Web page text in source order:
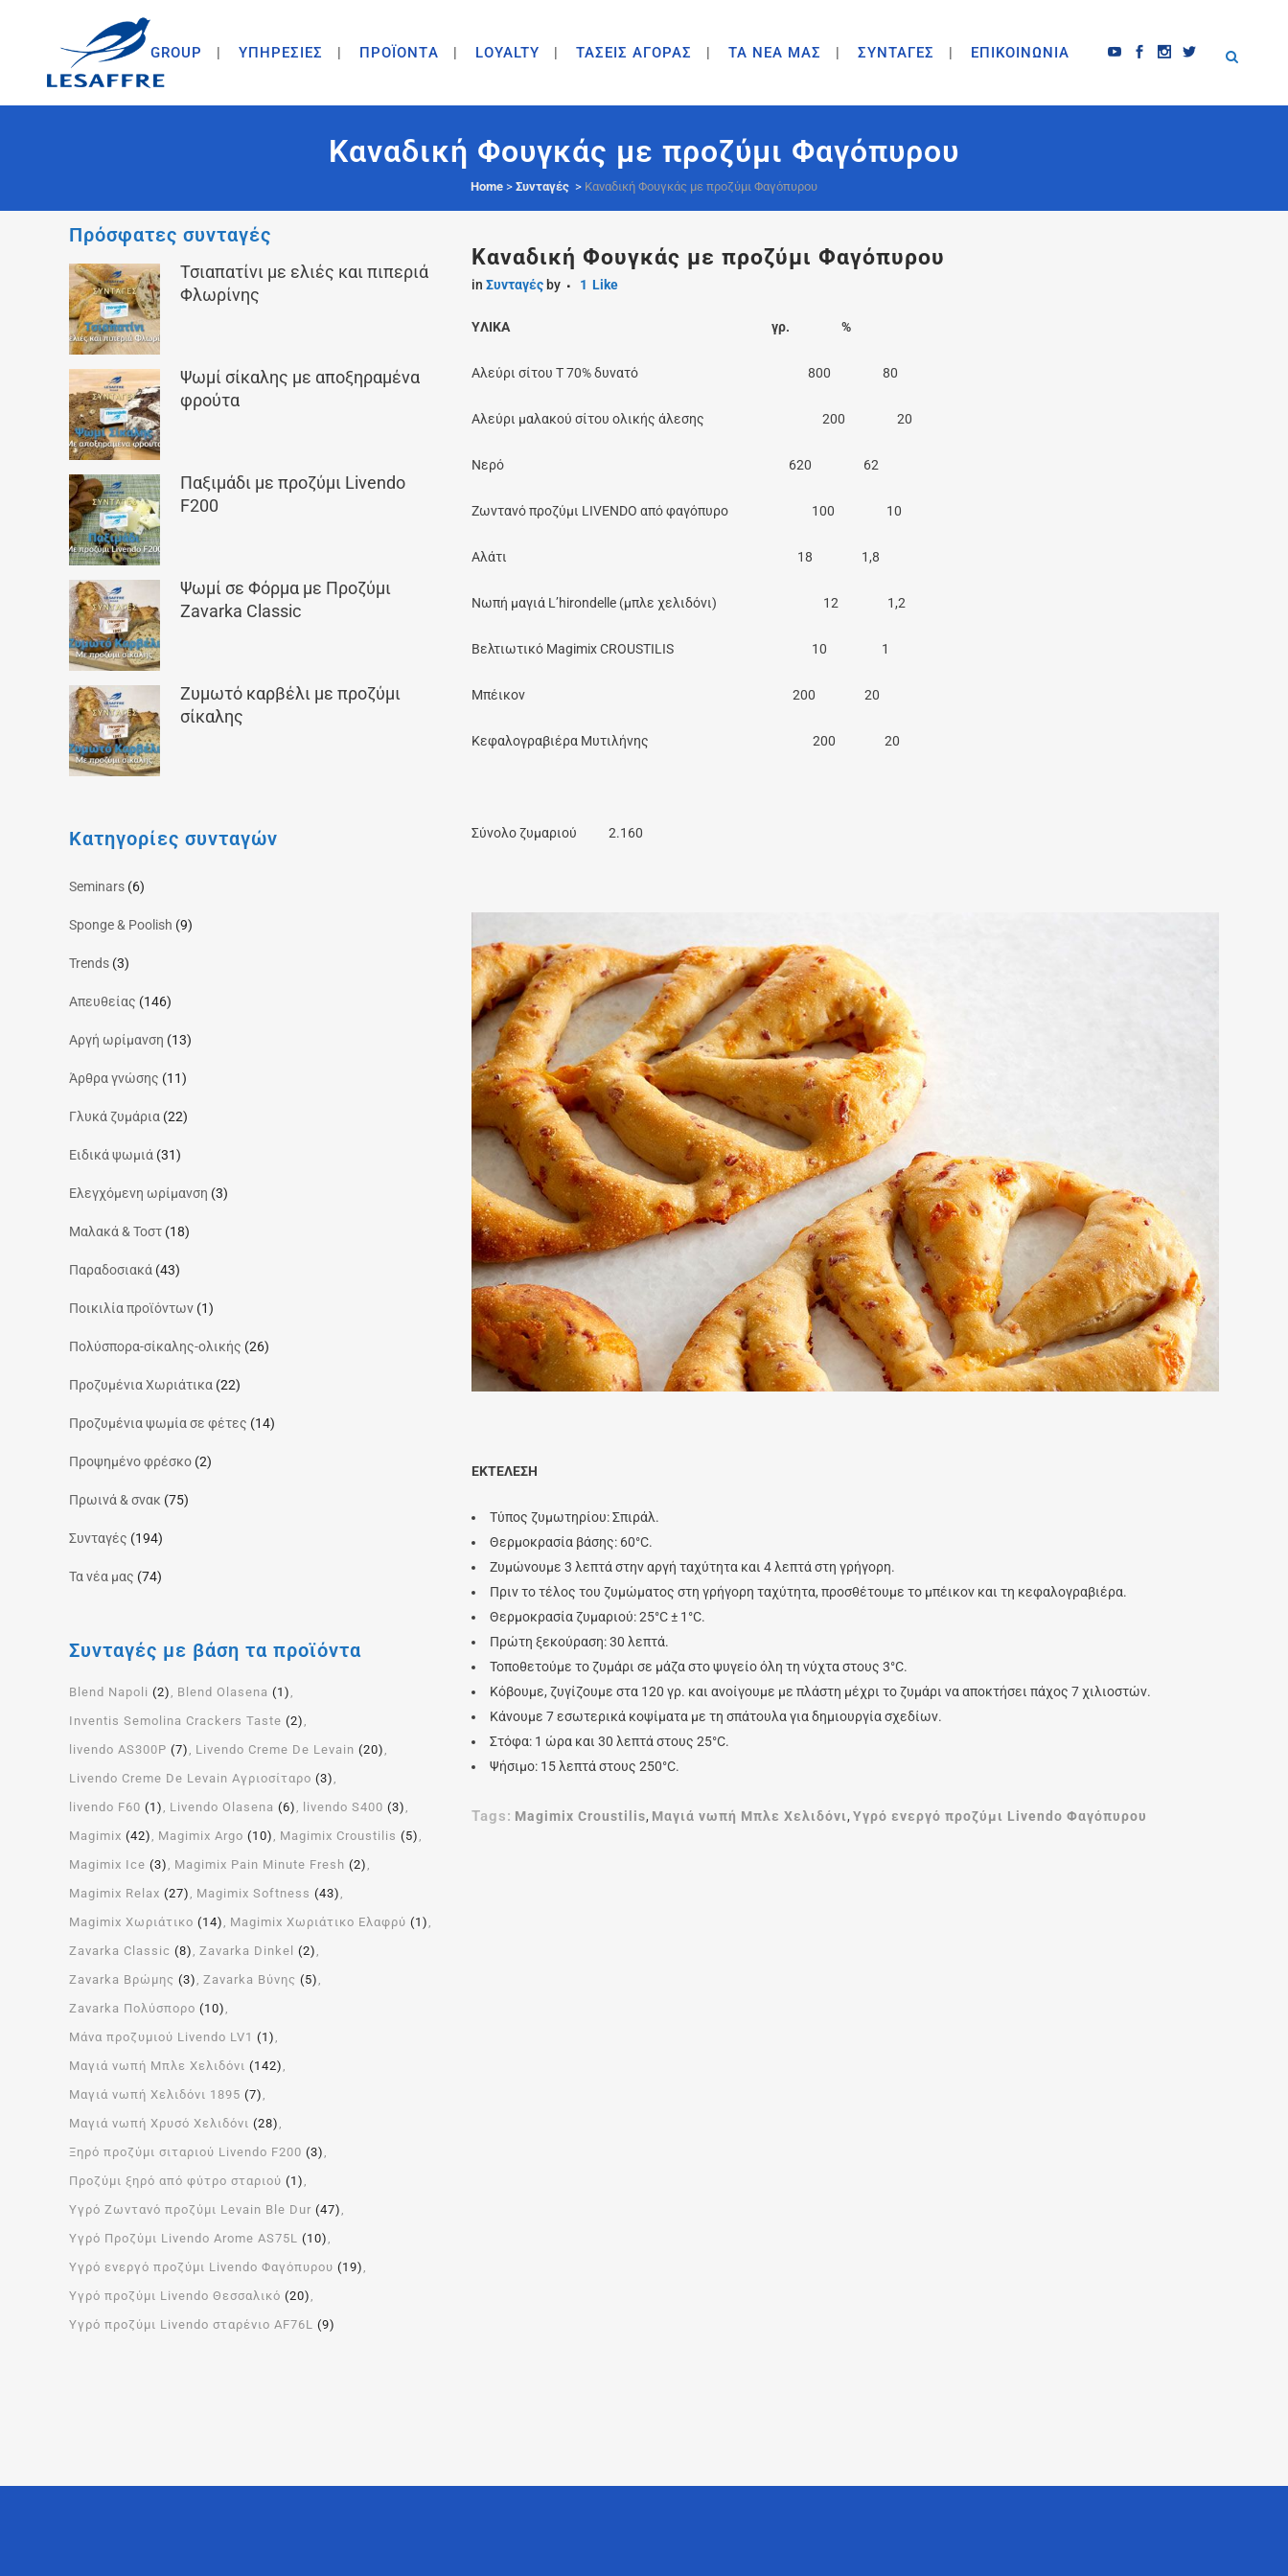
GROUP ΥΠΗΡΕΣΙΕΣ ΠΡΟΪΟΝΤA LOYALTY ΤΑΣΕΙΣ ΑΓΟΡΑΣ ΤΑ ΝΕΑ ΜΑΣ ΣΥΝΤΑΓΕΣ ΕΠΙΚΟΙΝΩΝΙΑ
Καναδική Φουγκάς με προζύμι Φαγόπυρου
Home > Συνταγές > Καναδική Φουγκάς με προζύμι Φαγόπυρου
Πρόσφατες συνταγές
Τσιαπατίνι με ελιές και πιπεριά
Φλωρίνης
Ψωμί σίκαλης με αποξηραμένα
φρούτα
Παξιμάδι με προζύμι Livendo
F200
Ψωμί σε Φόρμα με Προζύμι
Zavarka Classic
Ζυμωτό καρβέλι με προζύμι
σίκαλης
Κατηγορίες συνταγών
Seminars (6)
Sponge & Poolish (9)
Trends (3)
Απευθείας (146)
Αργή ωρίμανση (13)
Άρθρα γνώσης (11)
Γλυκά ζυμάρια (22)
Ειδικά ψωμιά (31)
Ελεγχόμενη ωρίμανση (3)
Μαλακά & Τοστ (18)
Παραδοσιακά (43)
Ποικιλία προϊόντων (1)
Πολύσπορα-σίκαλης-ολικής (26)
Προζυμένια Χωριάτικα (22)
Προζυμένια ψωμία σε φέτες (14)
Προψημένο φρέσκο (2)
Πρωινά & σνακ (75)
Συνταγές (194)
Τα νέα μας (74)
Συνταγές με βάση τα προϊόντα
Blend Napoli (2) Blend Olasena (1)
Inventis Semolina Crackers Taste (2)
livendo AS300P (7) Livendo Creme De Levain (20)
Livendo Creme De Levain Αγριοσίταρο (3)
livendo F60 (1) Livendo Olasena (6) livendo S400 (3)
Magimix (42) Magimix Argo (10) Magimix Croustilis (5)
Magimix Ice (3) Magimix Pain Minute Fresh (2)
Magimix Relax (27) Magimix Softness (43)
Magimix Χωριάτικο (14) Magimix Χωριάτικο Ελαφρύ (1)
Zavarka Classic (8) Zavarka Dinkel (2)
Zavarka Βρώμης (3) Zavarka Βύνης (5)
Zavarka Πολύσπορο (10)
Μάνα προζυμιού Livendo LV1 (1)
Μαγιά νωπή Μπλε Χελιδόνι (142)
Μαγιά νωπή Χελιδόνι 1895 (7)
Μαγιά νωπή Χρυσό Χελιδόνι (28)
Ξηρό προζύμι σιταριού Livendo F200 (3)
Προζύμι ξηρό από φύτρο σταριού (1)
Υγρό Ζωντανό προζύμι Levain Ble Dur (47)
Υγρό Προζύμι Livendo Arome ΑS75L (10)
Υγρό ενεργό προζύμι Livendo Φαγόπυρου (19)
Υγρό προζύμι Livendo Θεσσαλικό (20)
Υγρό προζύμι Livendo σταρένιο AF76L (9)
Καναδική Φουγκάς με προζύμι Φαγόπυρου
in Συνταγές by 1 Like
YΛΙΚΑ γρ. %
Αλεύρι σίτου Τ 70% δυνατό 800 80
Αλεύρι μαλακού σίτου ολικής άλεσης 200 20
Νερό 620 62
Ζωντανό προζύμι LIVENDO από φαγόπυρο 100 10
Αλάτι 18 1,8
Νωπή μαγιά L’hirondelle (μπλε χελιδόνι) 12 1,2
Βελτιωτικό Magimix CROUSTILIS 10 1
Μπέικον 200 20
Κεφαλογραβιέρα Μυτιλήνης 200 20
Σύνολο ζυμαριού 2.160
ΕΚΤΕΛΕΣΗ
Τύπος ζυμωτηρίου: Σπιράλ.
Θερμοκρασία βάσης: 60°C.
Ζυμώνουμε 3 λεπτά στην αργή ταχύτητα και 4 λεπτά στη γρήγορη.
Πριν το τέλος του ζυμώματος στη γρήγορη ταχύτητα, προσθέτουμε το μπέικον και τη κεφαλογραβιέρα.
Θερμοκρασία ζυμαριού: 25°C ± 1°C.
Πρώτη ξεκούραση: 30 λεπτά.
Toποθετούμε το ζυμάρι σε μάζα στο ψυγείο όλη τη νύχτα στους 3°C.
Κόβουμε, ζυγίζουμε στα 120 γρ. και ανοίγουμε με πλάστη μέχρι το ζυμάρι να αποκτήσει πάχος 7 χιλιοστών.
Κάνουμε 7 εσωτερικά κοψίματα με τη σπάτουλα για δημιουργία σχεδίων.
Στόφα: 1 ώρα και 30 λεπτά στους 25°C.
Ψήσιμο: 15 λεπτά στους 250°C.
Tags: Magimix Croustilis, Μαγιά νωπή Μπλε Χελιδόνι, Υγρό ενεργό προζύμι Livendo Φαγόπυρου